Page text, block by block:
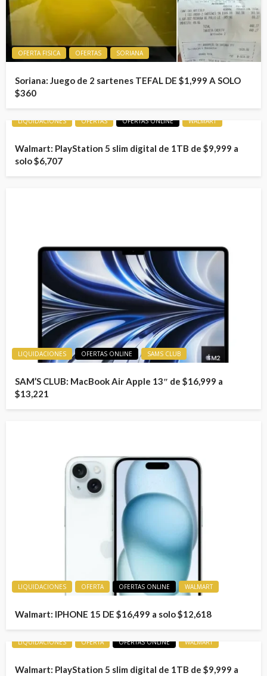
OFERTA FISICA OFERTAS SORIANA
Soriana: Juego de 2 sartenes TEFAL DE $1,999 A SOLO
$360
LIQUIDACIONES OFERTAS OFERTAS ONLINE WALMART
Walmart: PlayStation 5 slim digital de 1TB de $9,999 a
solo $6,707
LIQUIDACIONES OFERTAS ONLINE SAMS CLUB
SAM’S CLUB: MacBook Air Apple 13″ de $16,999 a
$13,221
LIQUIDACIONES OFERTA OFERTAS ONLINE WALMART
Walmart: IPHONE 15 DE $16,499 a solo $12,618
LIQUIDACIONES OFERTA OFERTAS ONLINE WALMART
Walmart: PlayStation 5 slim digital de 1TB de $9,999 a